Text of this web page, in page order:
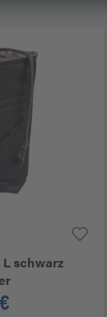
schwarz